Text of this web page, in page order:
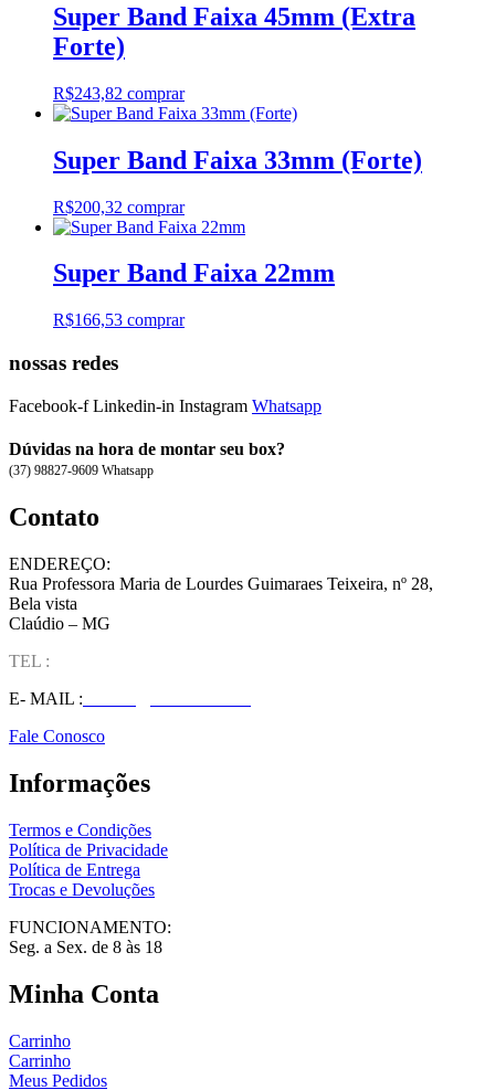
Super Band Faixa 45mm (Extra
Forte)
R$243,82 comprar
Super Band Faixa 33mm (Forte)
R$200,32 comprar
Super Band Faixa 22mm
R$166,53 comprar
nossas redes
Facebook-f Linkedin-in Instagram Whatsapp
Dúvidas na hora de montar seu box?
(37) 98827-9609 Whatsapp
Contato
ENDEREÇO:
Rua Professora Maria de Lourdes Guimaraes Teixeira, nº 28,
Bela vista
Claúdio – MG
TEL :
E- MAIL :
Fale Conosco
Informações
Termos e Condições
Política de Privacidade
Política de Entrega
Trocas e Devoluções
FUNCIONAMENTO:
Seg. a Sex. de 8 às 18
Minha Conta
Carrinho
Carrinho
Meus Pedidos